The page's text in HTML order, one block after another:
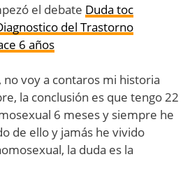
el debate Duda toc
del Trastorno
6 años
no voy a contaros mi historia
la conclusión es que tengo 22
6 meses y siempre he
de ello y jamás he vivido
la duda es la